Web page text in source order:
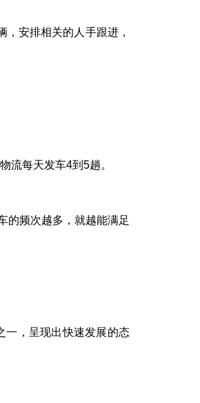
，安排相关的人手跟进，
流每天发车4到 5趟。
的频次越多，就越能满足
一，呈现出快速发展的态